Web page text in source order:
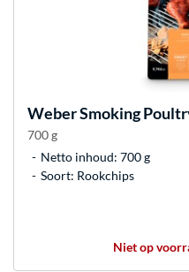
WeberSmoking
700 g
Netto inhoud: 700 g
Soort: Rookchips
Niet op